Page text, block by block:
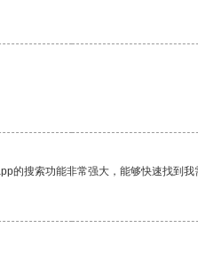
的搜索功能非常强大，能够快速找到我